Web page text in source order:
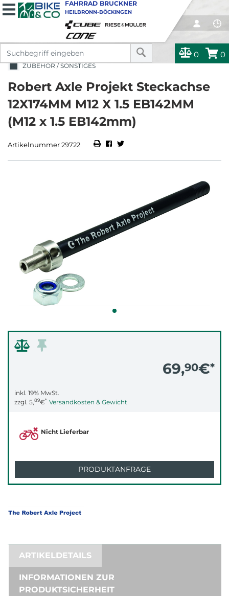
0 0
FAHRRAD BRUCKNER
HEILBRONN-BÖCKINGEN
ZUBEHÖR / SONSTIGES
Robert Axle Projekt Steckachse
12X174MM M12 X 1.5 EB142MM
(M12 x 1.5 EB142mm)
Artikelnummer 29722
69,90€*
inkl. 19% MwSt.
zzgl. 5,89€* Versandkosten & Gewicht
Nicht Lieferbar
PRODUKTANFRAGE
ARTIKELDETAILS
INFORMATIONEN ZUR
PRODUKTSICHERHEIT